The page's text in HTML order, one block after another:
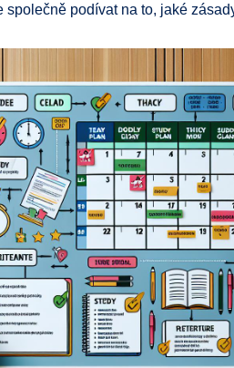
společně podívat na to, jaké